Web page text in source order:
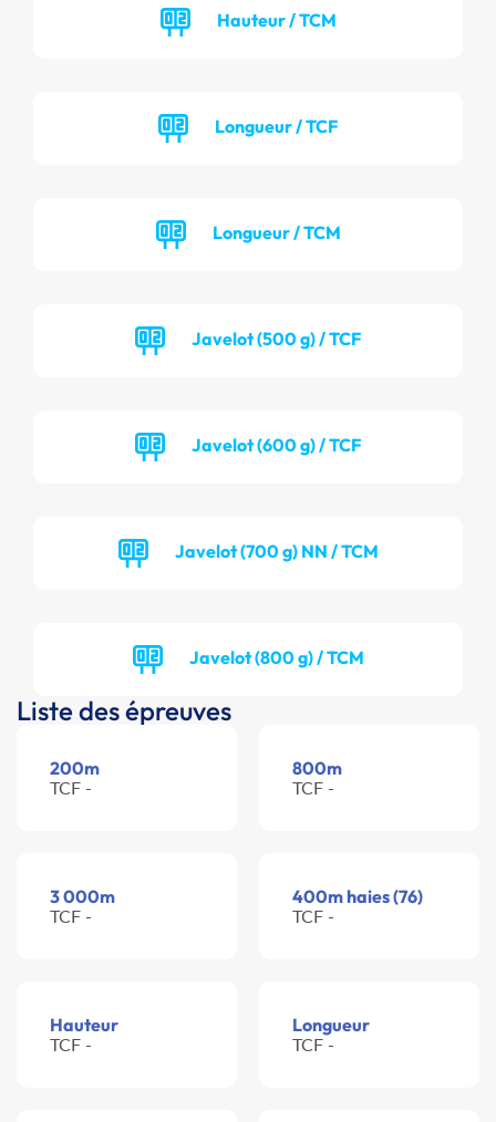
Hauteur / TCM
Longueur / TCF
Longueur / TCM
Javelot (500 g) / TCF
Javelot (600 g) / TCF
Javelot (700 g) NN / TCM
Javelot (800 g) / TCM
Liste des épreuves
200m
TCF -
800m
TCF -
3 000m
TCF -
400m haies (76)
TCF -
Hauteur
TCF -
Longueur
TCF -